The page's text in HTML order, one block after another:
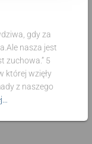
gdy za
nasza jest
zuchowa.” 5
której wzięły
z naszego